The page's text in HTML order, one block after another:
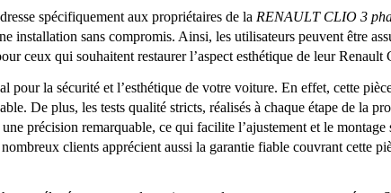
spécifiquement aux propriétaires de la RENAULT CLIO 3
installation sans compromis. Ainsi, les utilisateurs peuvent être
ceux qui souhaitent restaurer l’aspect esthétique de leur
pour la sécurité et l’esthétique de votre voiture. En effet, cette
De plus, les tests qualité stricts, réalisés à chaque étape de la
précision remarquable, ce qui facilite l’ajustement et le
clients apprécient aussi la garantie fiable couvrant cette